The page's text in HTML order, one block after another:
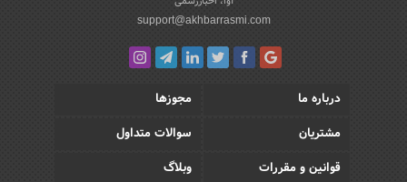
support@akhbarrasmi.com
درباره ما
مجوزها
مشتریان
سوالات متداول
قوانین و مقررات
وبلاگ